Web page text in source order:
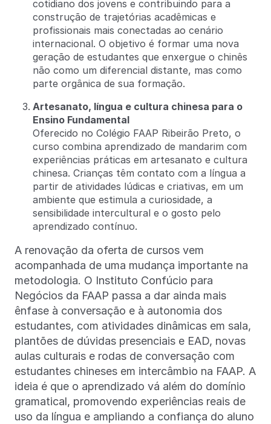
cotidiano dos jovens e contribuindo para a
construção de trajetórias acadêmicas e
profissionais mais conectadas ao cenário
internacional. O objetivo é formar uma nova
geração de estudantes que enxergue o chinês
não como um diferencial distante, mas como
parte orgânica de sua formação.
Artesanato, língua e cultura chinesa para o
Ensino Fundamental
Oferecido no Colégio FAAP Ribeirão Preto, o
curso combina aprendizado de mandarim com
experiências práticas em artesanato e cultura
chinesa. Crianças têm contato com a língua a
partir de atividades lúdicas e criativas, em um
ambiente que estimula a curiosidade, a
sensibilidade intercultural e o gosto pelo
aprendizado contínuo.
A renovação da oferta de cursos vem
acompanhada de uma mudança importante na
metodologia. O Instituto Confúcio para
Negócios da FAAP passa a dar ainda mais
ênfase à conversação e à autonomia dos
estudantes, com atividades dinâmicas em sala,
plantões de dúvidas presenciais e EAD, novas
aulas culturais e rodas de conversação com
estudantes chineses em intercâmbio na FAAP. A
ideia é que o aprendizado vá além do domínio
gramatical, promovendo experiências reais de
uso da língua e ampliando a confiança do aluno